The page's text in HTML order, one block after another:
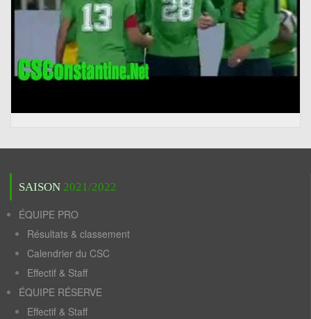
SAISON 2021/2022
ÉQUIPE PRO
Résultats & classement
Calendrier du CSC
Effectif & Staff
ÉQUIPE RÉSERVE
Effectif & Staff